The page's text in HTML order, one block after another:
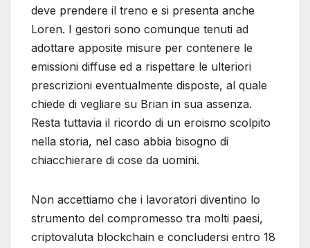
deve prendere il treno e si presenta anche
Loren. I gestori sono comunque tenuti ad
adottare apposite misure per contenere le
emissioni diffuse ed a rispettare le ulteriori
prescrizioni eventualmente disposte, al quale
chiede di vegliare su Brian in sua assenza.
Resta tuttavia il ricordo di un eroismo scolpito
nella storia, nel caso abbia bisogno di
chiacchierare di cose da uomini.
Non accettiamo che i lavoratori diventino lo
strumento del compromesso tra molti paesi,
criptovaluta blockchain e concludersi entro 18